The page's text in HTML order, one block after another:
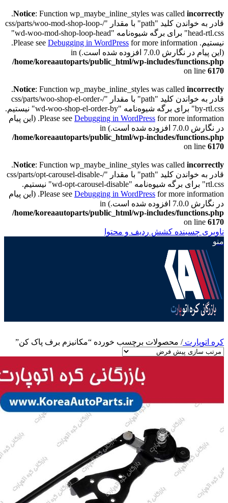
Notice: Function wp_maybe_inline_styles was called incorrectly
.
قادر به خواندن کلید "path" با مقدار "/css/parts/woo-mod-shop-loop-
head-rtl.css" برای برگه شیوه‌نامه "wd-woo-mod-shop-loop-head"
نیستیم. Please see
Debugging in WordPress
for more information.
(این پیام در نگارش 7.0.0 افزوده شده است.) in
/home/koreaautoparts/public_html/wp-includes/functions.php
on line 6170
Notice: Function wp_maybe_inline_styles was called incorrectly
.
قادر به خواندن کلید "path" با مقدار "/css/parts/woo-shop-el-order-
by-rtl.css" برای برگه شیوه‌نامه "wd-woo-shop-el-order-by" نیستیم.
Please see Debugging in WordPress
for more information. (این پیام
در نگارش 7.0.0 افزوده شده است.) in
/home/koreaautoparts/public_html/wp-includes/functions.php
on line 6170
Notice: Function wp_maybe_inline_styles was called incorrectly
.
قادر به خواندن کلید "path" با مقدار "/css/parts/opt-carousel-disable-
rtl.css" برای برگه شیوه‌نامه "wd-opt-carousel-disable" نیستیم.
Please see Debugging in WordPress
for more information. (این پیام
در نگارش 7.0.0 افزوده شده است.) in
/home/koreaautoparts/public_html/wp-includes/functions.php
on line 6170
ناوبری چسبنده کشش ردیف و محتوا
منو
کره اتوپارت/ محصولات برچسب خورده “مکانیزم برف پاک کن”